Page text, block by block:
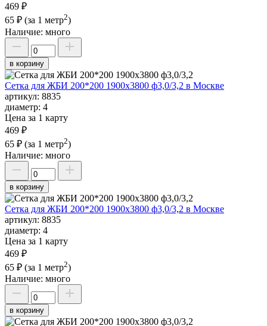
469 ₽
65 ₽ (за 1 метр2)
Наличие: много
в корзину
Сетка для ЖБИ 200*200 1900х3800 ф3,0/3,2 в Москве
артикул: 8835
диаметр: 4
Цена за 1 карту
469 ₽
65 ₽ (за 1 метр2)
Наличие: много
в корзину
Сетка для ЖБИ 200*200 1900х3800 ф3,0/3,2 в Москве
артикул: 8835
диаметр: 4
Цена за 1 карту
469 ₽
65 ₽ (за 1 метр2)
Наличие: много
в корзину